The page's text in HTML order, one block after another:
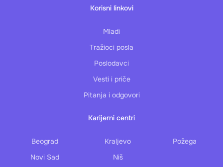
Korisni linkovi
Mladi
Tražioci posla
Poslodavci
Vesti i priče
Pitanja i odgovori
Karijerni centri
Beograd
Novi Sad
Kraljevo
Niš
Požega